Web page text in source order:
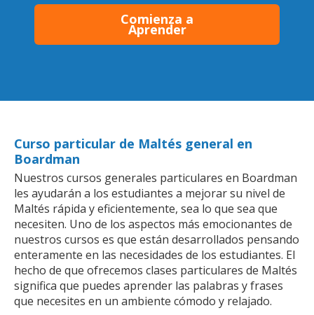
Comienza a
Aprender
Curso particular de Maltés general en
Boardman
Nuestros cursos generales particulares en Boardman
les ayudarán a los estudiantes a mejorar su nivel de
Maltés rápida y eficientemente, sea lo que sea que
necesiten. Uno de los aspectos más emocionantes de
nuestros cursos es que están desarrollados pensando
enteramente en las necesidades de los estudiantes. El
hecho de que ofrecemos clases particulares de Maltés
significa que puedes aprender las palabras y frases
que necesites en un ambiente cómodo y relajado.